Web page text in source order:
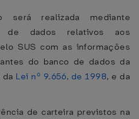
será realizada mediante
de dados relativos aos
SUS com as informações
do banco de dados da
Lei nº 9.656, de 1998, e da
de carteira previstos na